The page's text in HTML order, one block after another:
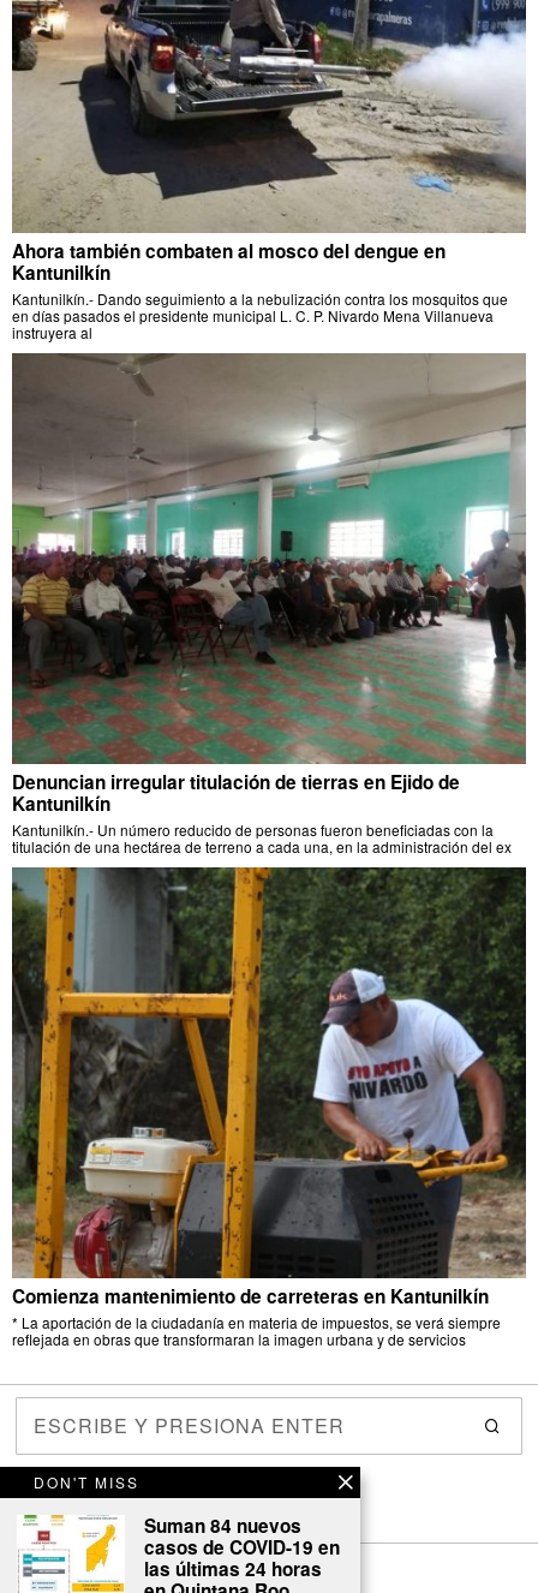
Ahora también combaten al mosco del dengue en
Kantunilkín
Kantunilkín.- Dando seguimiento a la nebulización contra los mosquitos que
en días pasados el presidente municipal L. C. P. Nivardo Mena Villanueva
instruyera al
Denuncian irregular titulación de tierras en Ejido de
Kantunilkín
Kantunilkín.- Un número reducido de personas fueron beneficiadas con la
titulación de una hectárea de terreno a cada una, en la administración del ex
Comienza mantenimiento de carreteras en Kantunilkín
* La aportación de la ciudadanía en materia de impuestos, se verá siempre
reflejada en obras que transformaran la imagen urbana y de servicios
DON'T MISS
Suman 84 nuevos
casos de COVID-19 en
las últimas 24 horas